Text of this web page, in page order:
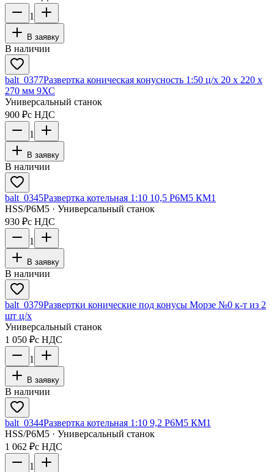
1
В заявку
В наличии
balt_0377Развертка коническая конусность 1:50 ц/х 20 х 220 х
270 мм 9ХС
Универсальный станок
900 ₽с НДС
1
В заявку
В наличии
balt_0345Развертка котельная 1:10 10,5 Р6М5 КМ1
HSS/Р6М5 · Универсальный станок
930 ₽с НДС
1
В заявку
В наличии
balt_0379Развертки конические под конусы Морзе №0 к-т из 2
шт ц/х
Универсальный станок
1 050 ₽с НДС
1
В заявку
В наличии
balt_0344Развертка котельная 1:10 9,2 Р6М5 КМ1
HSS/Р6М5 · Универсальный станок
1 062 ₽с НДС
1